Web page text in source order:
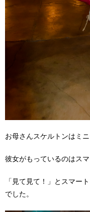
お母さんスケルトンはミ
彼女がもっているのはスマ
「見て見て！」とスマー
でした。